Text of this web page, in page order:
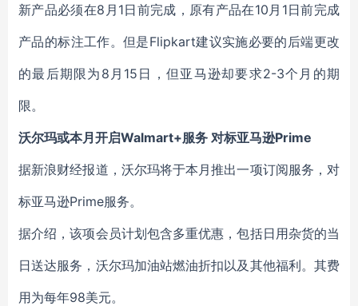
新产品必须在8月1日前完成，原有产品在10月1日前完成
产品的标注工作。但是Flipkart建议实施必要的后端更改
的最后期限为8月15日，但亚马逊却要求2-3个月的期
限。
沃尔玛或本月开启Walmart+服务 对标亚马逊Prime
据新浪财经报道，沃尔玛将于本月推出一项订阅服务，对
标亚马逊Prime服务。
据介绍，该项会员计划包含多重优惠，包括日用杂货的当
日送达服务，沃尔玛加油站燃油折扣以及其他福利。其费
用为每年98美元。